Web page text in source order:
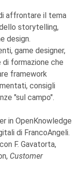
affrontare il tema
storytelling,
design.
game designer,
formazione che
framework
consigli
"sul campo".
in OpenKnowledge
di FrancoAngeli.
F. Gavatorta,
Customer